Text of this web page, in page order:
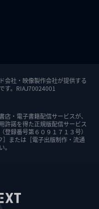
会社・映像製作会社が提供する
す。RIAJ70024001
店・電子書籍配信サービスが、
許諾を得た正規版配信サービス
登録番号第６０９１７１３号）
］または［電子出版制作・流通